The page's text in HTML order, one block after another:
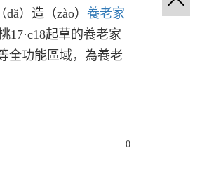
）造（zào） 養老家
起草的養老家
全功能區域，為養老
0